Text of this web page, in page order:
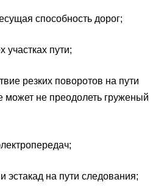
способность дорог;
пути;
резких поворотов на пути
может не преодолеть груженый
на пути следования;